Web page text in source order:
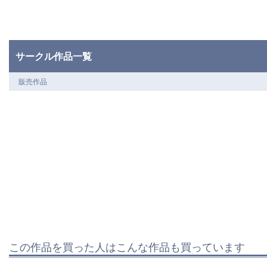
サークル作品一覧
販売作品
この作品を買った人はこんな作品も買っています